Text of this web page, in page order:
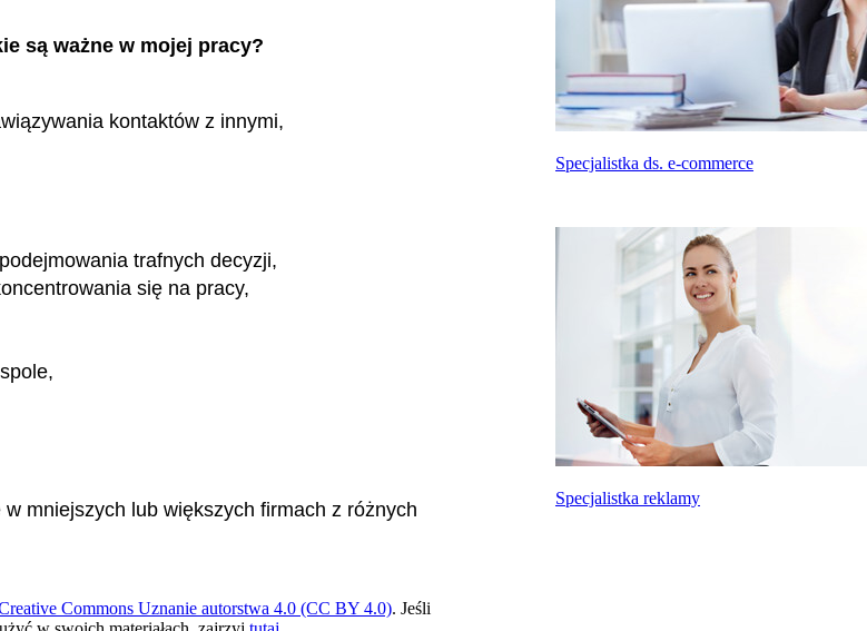
są ważne w mojej pracy?
kontaktów z innymi,
trafnych decyzji,
się na pracy,
mniejszych lub większych firmach z różnych
Commons Uznanie autorstwa 4.0 (CC BY 4.0). Jeśli
Specjalistka ds. e-commerce
Specjalistka reklamy